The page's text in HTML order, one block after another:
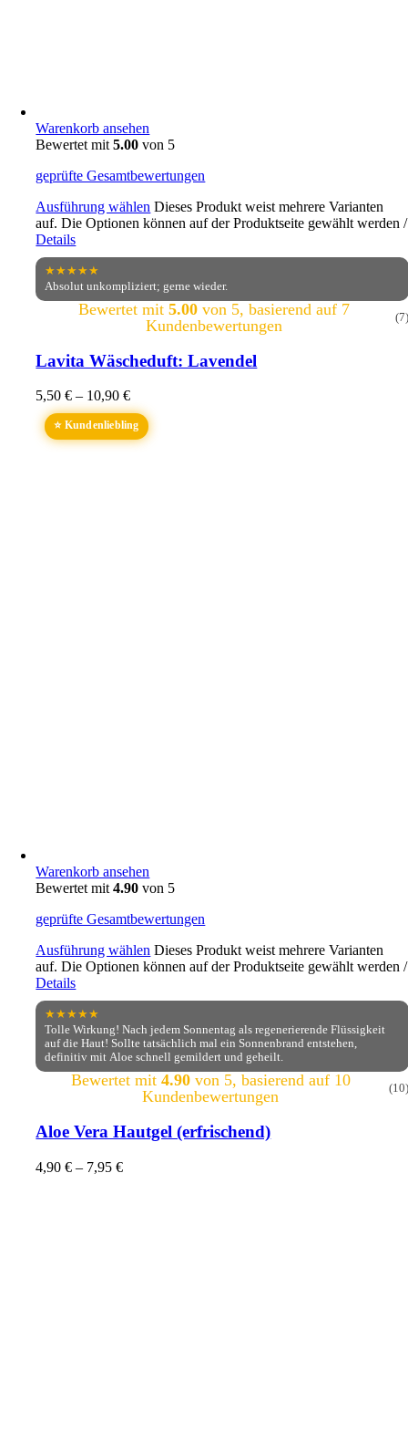
Warenkorb ansehen
Bewertet mit5.00 von 5
geprüfte Gesamtbewertungen
Ausführung wählen Dieses Produkt weist mehrere Varianten
auf. Die Optionen können auf der Produktseite gewählt werden/
Details
★★★★★
Absolut unkompliziert; gerne wieder.
Bewertet mit 5.00von 5, basierend auf 7
Kundenbewertungen
(7)
Lavita Wäscheduft: Lavendel
5,50€ – 10,90€
⭐ Kundenliebling
Warenkorb ansehen
Bewertet mit4.90 von 5
geprüfte Gesamtbewertungen
Ausführung wählen Dieses Produkt weist mehrere Varianten
auf. Die Optionen können auf der Produktseite gewählt werden/
Details
★★★★★
Tolle Wirkung! Nach jedem Sonnentag als regenerierende Flüssigkeit
auf die Haut! Sollte tatsächlich mal ein Sonnenbrand entstehen,
definitiv mit Aloe schnell gemildert und geheilt.
Bewertet mit 4.90von 5, basierend auf 10
Kundenbewertungen
(10)
Aloe Vera Hautgel (erfrischend)
4,90€ – 7,95€